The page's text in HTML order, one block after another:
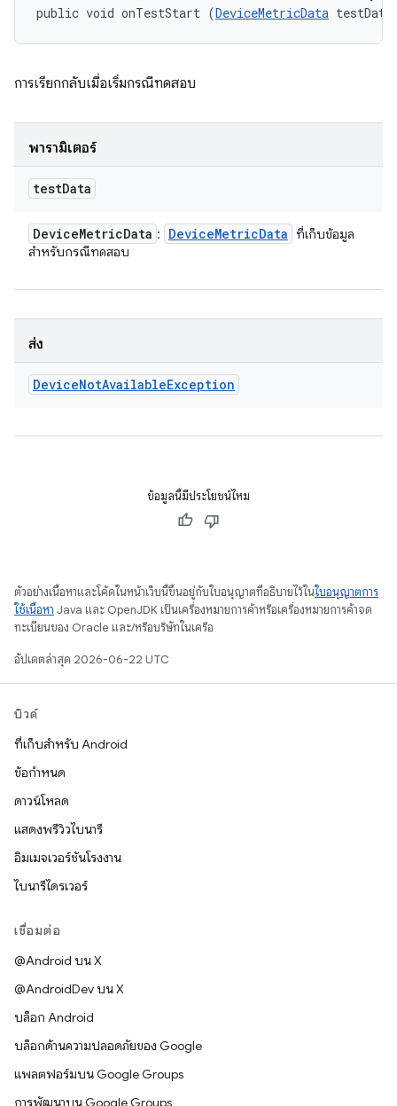
public void onTestStart (DeviceMetricData
การเรียกกลับเมื่อเริ่มกรณีทดสอบ
พารามิเตอร์
testData
DeviceMetricData : DeviceMetricData ที่เก็บข้อมูล
สำหรับกรณีทดสอบ
ส่ง
DeviceNotAvailableException
ข้อมูลนี้มีประโยชน์ไหม
ตัวอย่างเนื้อหาและโค้ดในหน้าเว็บนี้ขึ้นอยู่กับใบอนุญาตที่อธิบายไว้ในใบอนุญาตการ
ใช้เนื้อหา Java และ OpenJDK เป็นเครื่องหมายการค้าหรือเครื่องหมายการค้าจด
ทะเบียนของ Oracle และ/หรือบริษัทในเครือ
อัปเดตล่าสุด 2026-06-22 UTC
บิวด์
ที่เก็บสำหรับ Android
ข้อกำหนด
ดาวน์โหลด
แสดงพรีวิวไบนารี
อิมเมจเวอร์ชันโรงงาน
ไบนารีไดรเวอร์
เชื่อมต่อ
@Android บน X
@AndroidDev บน X
บล็อก Android
บล็อกด้านความปลอดภัยของ Google
แพลตฟอร์มบน Google Groups
การพัฒนาบน Google Groups